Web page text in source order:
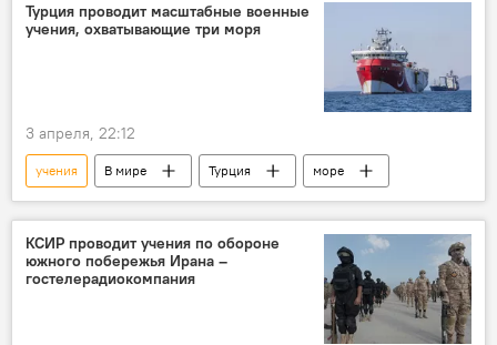
Турция проводит масштабные военные
учения, охватывающие три моря
3 апреля, 22:12
учения В мире Турция море
КСИР проводит учения по обороне
южного побережья Ирана –
гостелерадиокомпания